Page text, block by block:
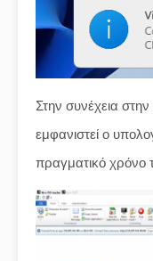
Στην συνέχεια
εμφανιστεί ο
πραγματικό χρόνο